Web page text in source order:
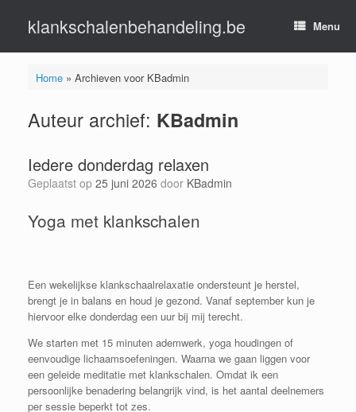
inhoud
klankschalenbehandeling.be Menu
Home» Archieven voor KBadmin
Auteur archief: KBadmin
Iedere donderdag relaxen
Geplaatst op 25 juni 2026 door KBadmin
Yoga met klankschalen
Een wekelijkse klankschaalrelaxatie ondersteunt je herstel,
brengt je in balans en houd je gezond. Vanaf september kun je
hiervoor elke donderdag een uur bij mij terecht.
We starten met 15 minuten ademwerk, yoga houdingen of
eenvoudige lichaamsoefeningen. Waarna we gaan liggen voor
een geleide meditatie met klankschalen. Omdat ik een
persoonlijke benadering belangrijk vind, is het aantal deelnemers
per sessie beperkt tot zes.